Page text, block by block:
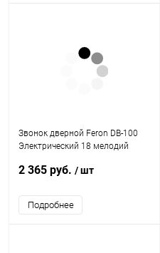
Звонок дверной Feron DB-100
Электрический 18 мелодий
2 365 руб. / шт
Подробнее